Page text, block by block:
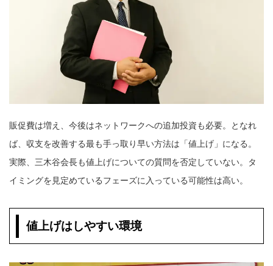
販促費は増え、今後はネットワークへの追加投資も必要。となれ
ば、収支を改善する最も手っ取り早い方法は「値上げ」になる。
実際、三木谷会長も値上げについての質問を否定していない。タ
イミングを見定めているフェーズに入っている可能性は高い。
値上げはしやすい環境